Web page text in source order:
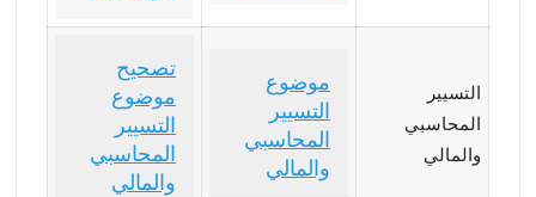
التسيير
المحاسبي
والمالي
موضوع
التسيير
المحاسبي
والمالي
تصحيح
موضوع
التسيير
المحاسبي
والمالي